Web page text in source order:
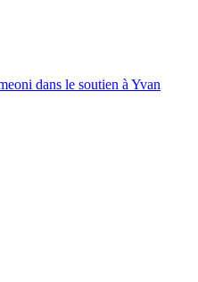
dans le soutien à Yvan